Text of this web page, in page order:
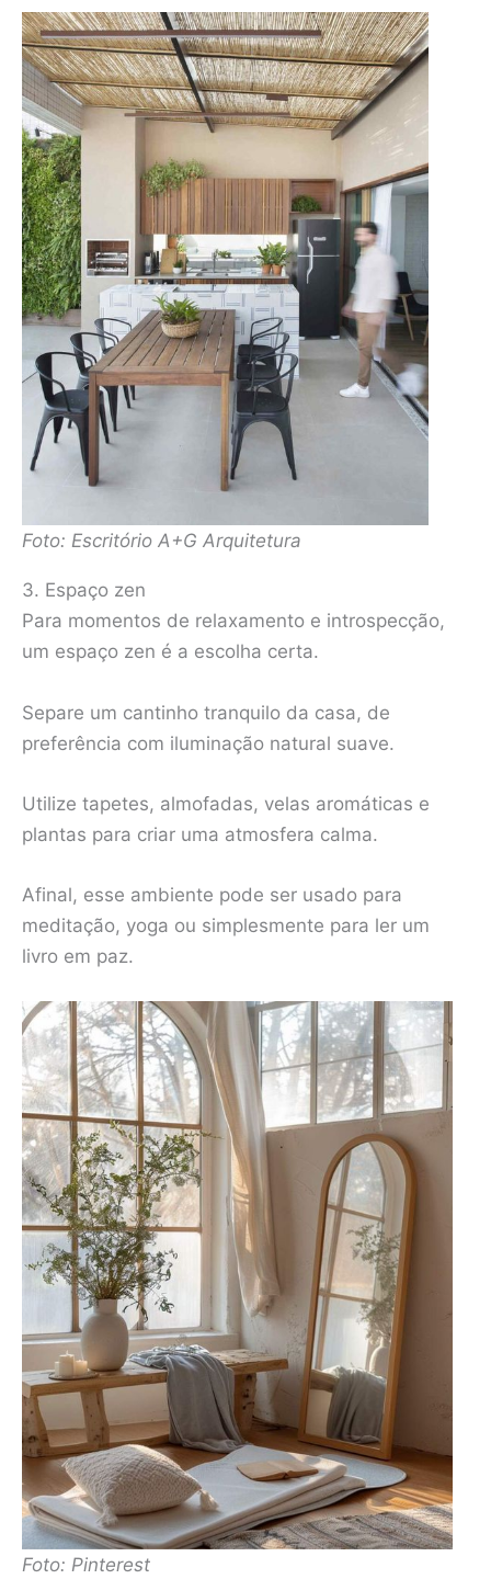
Foto: Escritório A+G Arquitetura
3. Espaço zen
Para momentos de relaxamento e introspecção,
um espaço zen é a escolha certa.
Separe um cantinho tranquilo da casa, de
preferência com iluminação natural suave.
Utilize tapetes, almofadas, velas aromáticas e
plantas para criar uma atmosfera calma.
Afinal, esse ambiente pode ser usado para
meditação, yoga ou simplesmente para ler um
livro em paz.
Foto: Pinterest